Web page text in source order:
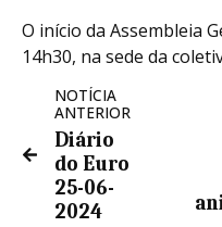
O início da Assembleia
14h30, na sede da
NOTÍCIA
ANTERIOR
Diário
do Euro
25-06-
2024